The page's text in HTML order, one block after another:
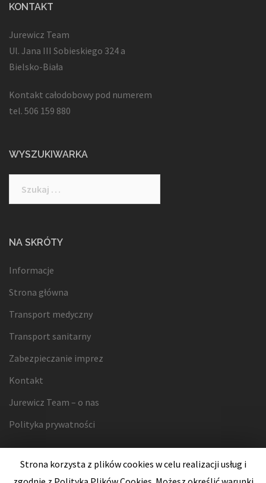
KONTAKT
Jurewicz Team
Ul. Jana III Sobieskiego 324 a
Bielsko-Biała
Kontakt całodobowy pod numerem
tel. 506 159 880
WYSZUKIWARKA
NA SKRÓTY
Informacje
Strona główna
Transport medyczny
Transport sanitarny
Zabezpieczanie imprez
Kontakt
Jurewicz Team – o nas
Polityka prywatności
Strona korzysta z plików cookies w celu realizacji usług i